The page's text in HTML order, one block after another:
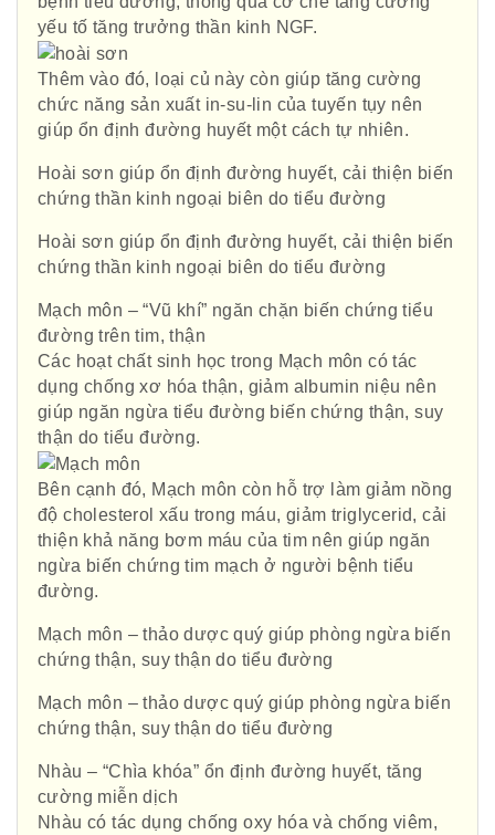
yếu tố tăng trưởng thần kinh NGF.
Thêm vào đó, loại củ này còn giúp tăng cường
chức năng sản xuất in-su-lin của tuyến tụy nên
giúp ổn định đường huyết một cách tự nhiên.
Hoài sơn giúp ổn định đường huyết, cải thiện biến
chứng thần kinh ngoại biên do tiểu đường
Hoài sơn giúp ổn định đường huyết, cải thiện biến
chứng thần kinh ngoại biên do tiểu đường
Mạch môn – “Vũ khí” ngăn chặn biến chứng tiểu
đường trên tim, thận
Các hoạt chất sinh học trong Mạch môn có tác
dụng chống xơ hóa thận, giảm albumin niệu nên
giúp ngăn ngừa tiểu đường biến chứng thận, suy
thận do tiểu đường.
Bên cạnh đó, Mạch môn còn hỗ trợ làm giảm nồng
độ cholesterol xấu trong máu, giảm triglycerid, cải
thiện khả năng bơm máu của tim nên giúp ngăn
ngừa biến chứng tim mạch ở người bệnh tiểu
đường.
Mạch môn – thảo dược quý giúp phòng ngừa biến
chứng thận, suy thận do tiểu đường
Mạch môn – thảo dược quý giúp phòng ngừa biến
chứng thận, suy thận do tiểu đường
Nhàu – “Chìa khóa” ổn định đường huyết, tăng
cường miễn dịch
Nhàu có tác dụng chống oxy hóa và chống viêm,